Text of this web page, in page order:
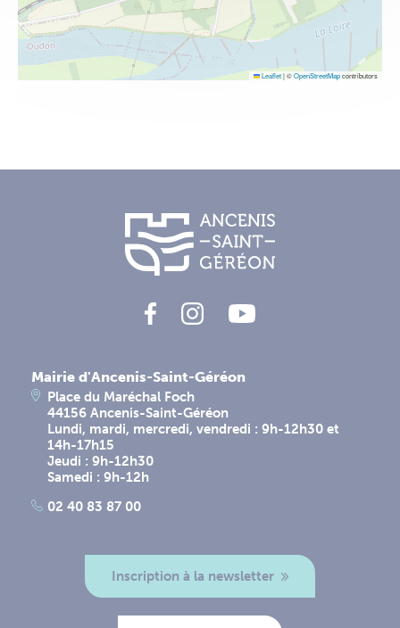
Leaflet|©OpenStreetMapcontributors
Mairie d'Ancenis-Saint-Géréon
Place du Maréchal Foch
44156 Ancenis-Saint-Géréon
Lundi, mardi, mercredi, vendredi : 9h-12h30 et
14h-17h15
Jeudi : 9h-12h30
Samedi : 9h-12h
02 40 83 87 00
Inscription à la newsletter